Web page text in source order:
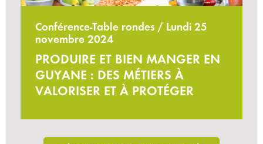
Conférence-Table rondes / Lundi 25
novembre 2024
PRODUIRE ET BIEN MANGER EN
GUYANE : DES MÉTIERS À
VALORISER ET À PROTÉGER